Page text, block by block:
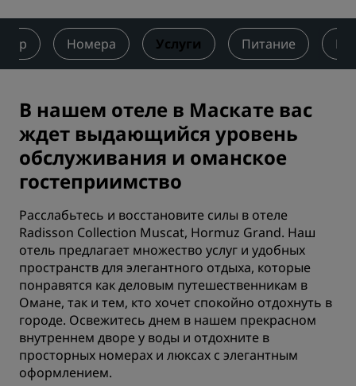
Номера Услуги Питание
В нашем отеле в Маскате вас
ждет выдающийся уровень
обслуживания и оманское
гостеприимство
Расслабьтесь и восстановите силы в отеле
Radisson Collection Muscat, Hormuz Grand. Наш
отель предлагает множество услуг и удобных
пространств для элегантного отдыха, которые
понравятся как деловым путешественникам в
Омане, так и тем, кто хочет спокойно отдохнуть в
городе. Освежитесь днем в нашем прекрасном
внутреннем дворе у воды и отдохните в
просторных номерах и люксах с элегантным
оформлением.